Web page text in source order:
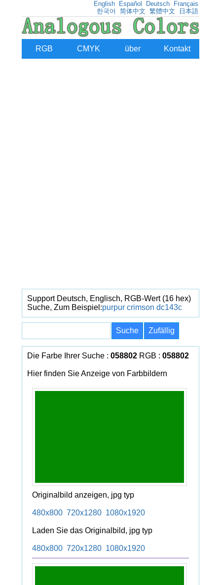
English Español Deutsch
Français
한국어
简体中文 繁體中文 日本語
RGB CMYK über Kontakt
Support Deutsch, Englisch, RGB-Wert (16 hex)
Suche, Zum Beispiel:purpur crimson dc143c
Die Farbe Ihrer Suche : 058802 RGB : 058802
Hier finden Sie Anzeige von Farbbildern
Originalbild anzeigen, jpg typ
480x800 720x1280 1080x1920
Laden Sie das Originalbild, jpg typ
480x800 720x1280 1080x1920